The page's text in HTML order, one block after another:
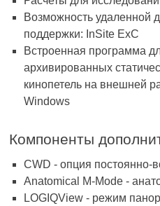
Возможность удаленной
поддержки: InSite ExC
Встроенная программа
архивированных
кинопетель на внешней
Windows
Компоненты
CWD - опция постоянно-
Anatomical M-Mode -
LOGIQView - режим